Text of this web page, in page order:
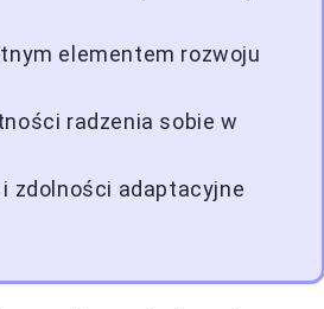
elementem rozwoju
radzenia sobie w
i zdolności adaptacyjne